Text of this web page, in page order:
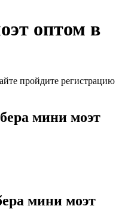
оптом в
пройдите регистрацию
мини моэт
мини моэт